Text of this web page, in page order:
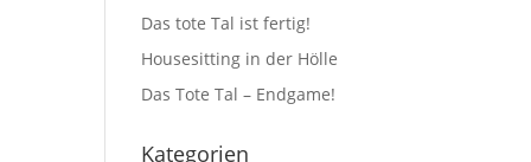
Das tote Tal ist fertig!
Housesitting in der Hölle
Das Tote Tal – Endgame!
Kategorien